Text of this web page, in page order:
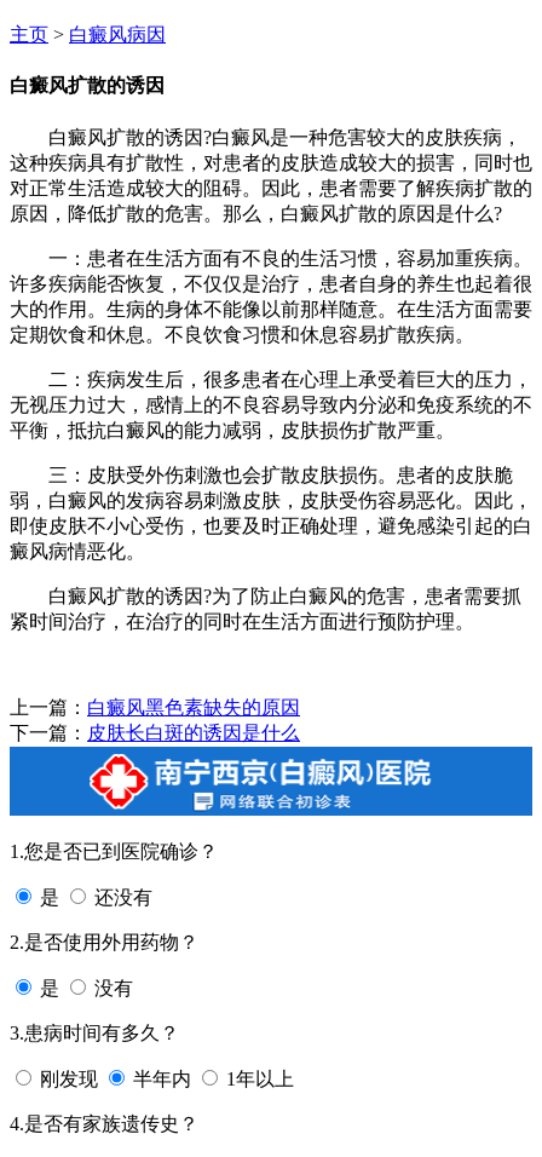
主页 > 白癜风病因
白癜风扩散的诱因
白癜风扩散的诱因?白癜风是一种危害较大的皮肤疾病，
这种疾病具有扩散性，对患者的皮肤造成较大的损害，同时也
对正常生活造成较大的阻碍。因此，患者需要了解疾病扩散的
原因，降低扩散的危害。那么，白癜风扩散的原因是什么?
一：患者在生活方面有不良的生活习惯，容易加重疾病。
许多疾病能否恢复，不仅仅是治疗，患者自身的养生也起着很
大的作用。生病的身体不能像以前那样随意。在生活方面需要
定期饮食和休息。不良饮食习惯和休息容易扩散疾病。
二：疾病发生后，很多患者在心理上承受着巨大的压力，
无视压力过大，感情上的不良容易导致内分泌和免疫系统的不
平衡，抵抗白癜风的能力减弱，皮肤损伤扩散严重。
三：皮肤受外伤刺激也会扩散皮肤损伤。患者的皮肤脆
弱，白癜风的发病容易刺激皮肤，皮肤受伤容易恶化。因此，
即使皮肤不小心受伤，也要及时正确处理，避免感染引起的白
癜风病情恶化。
白癜风扩散的诱因?为了防止白癜风的危害，患者需要抓
紧时间治疗，在治疗的同时在生活方面进行预防护理。
上一篇： 白癜风黑色素缺失的原因
下一篇： 皮肤长白斑的诱因是什么
1.您是否已到医院确诊？
是 还没有
2.是否使用外用药物？
是 没有
3.患病时间有多久？
刚发现 半年内 1年以上
4.是否有家族遗传史？